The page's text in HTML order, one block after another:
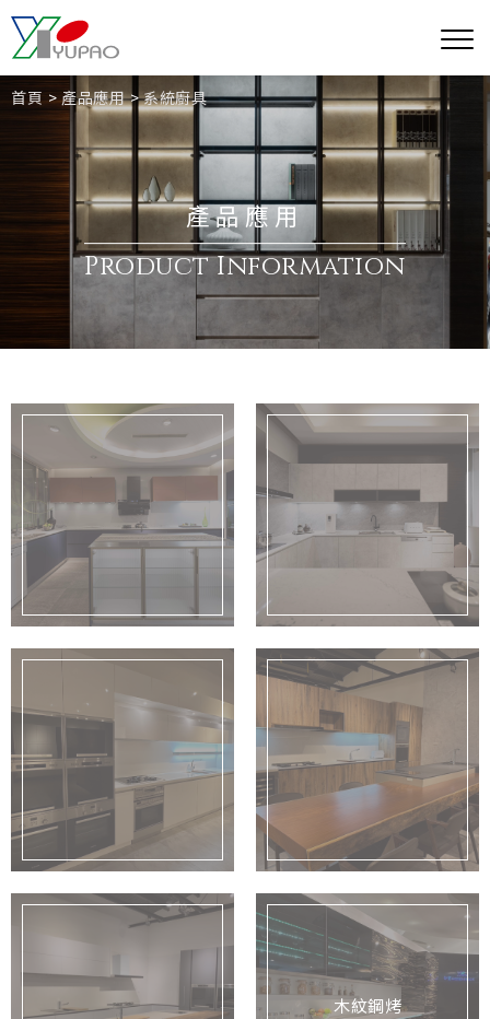
首頁 產品應用 系統廚具
產品應用
Product Information
木紋鋼烤